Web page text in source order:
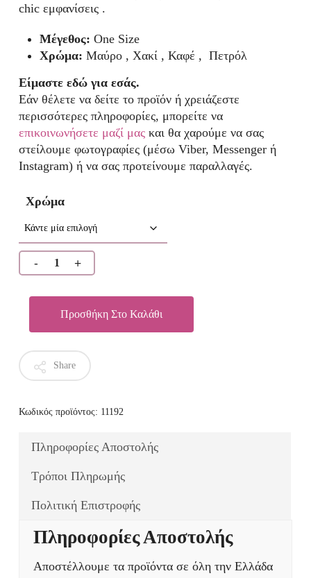
chic εμφανίσεις .
Μέγεθος: One Size
Χρώμα: Μαύρο , Χακί , Καφέ , Πετρόλ
Είμαστε εδώ για εσάς.
Εάν θέλετε να δείτε το προϊόν ή χρειάζεστε
περισσότερες πληροφορίες, μπορείτε να
επικοινωνήσετε μαζί μαςκαι θα χαρούμε να σας
στείλουμε φωτογραφίες (μέσω Viber, Messenger ή
Instagram) ή να σας προτείνουμε παραλλαγές.
Χρώμα
Προσθήκη Στο Καλάθι
Share
Κωδικός προϊόντος: 11192
Πληροφορίες Αποστολής
Τρόποι Πληρωμής
Πολιτική Επιστροφής
Πληροφορίες Αποστολής
Αποστέλλουμε τα προϊόντα σε όλη την Ελλάδα